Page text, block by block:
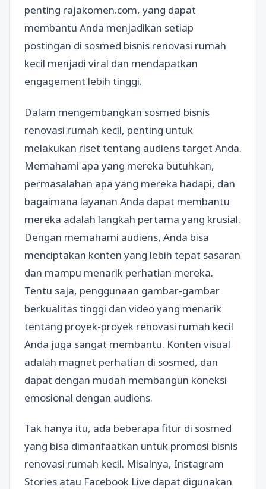
penting rajakomen.com, yang dapat
membantu Anda menjadikan setiap
postingan di sosmed bisnis renovasi rumah
kecil menjadi viral dan mendapatkan
engagement lebih tinggi.
Dalam mengembangkan sosmed bisnis
renovasi rumah kecil, penting untuk
melakukan riset tentang audiens target Anda.
Memahami apa yang mereka butuhkan,
permasalahan apa yang mereka hadapi, dan
bagaimana layanan Anda dapat membantu
mereka adalah langkah pertama yang krusial.
Dengan memahami audiens, Anda bisa
menciptakan konten yang lebih tepat sasaran
dan mampu menarik perhatian mereka.
Tentu saja, penggunaan gambar-gambar
berkualitas tinggi dan video yang menarik
tentang proyek-proyek renovasi rumah kecil
Anda juga sangat membantu. Konten visual
adalah magnet perhatian di sosmed, dan
dapat dengan mudah membangun koneksi
emosional dengan audiens.
Tak hanya itu, ada beberapa fitur di sosmed
yang bisa dimanfaatkan untuk promosi bisnis
renovasi rumah kecil. Misalnya, Instagram
Stories atau Facebook Live dapat digunakan